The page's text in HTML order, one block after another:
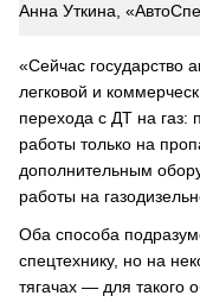
Анна Уткина,
«Сейчас государство
легковой и
перехода с ДТ на газ:
работы только на
дополнительным
работы на
Оба способа
спецтехнику, но на
тягачах — для такого